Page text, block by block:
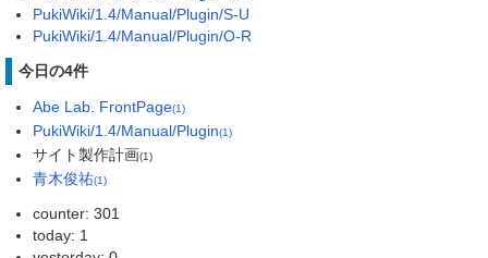
PukiWiki/1.4/Manual/Plugin/S-U
PukiWiki/1.4/Manual/Plugin/O-R
今日の4件
Abe Lab. FrontPage(1)
PukiWiki/1.4/Manual/Plugin(1)
サイト製作計画(1)
青木俊祐(1)
counter: 301
today: 1